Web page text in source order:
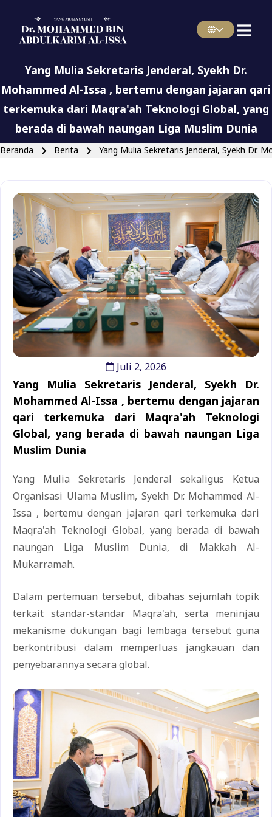
Close search
Yang Mulia Sekretaris Jenderal, Syekh Dr.
Mohammed Al-Issa , bertemu dengan jajaran qari
terkemuka dari Maqra'ah Teknologi Global, yang
berada di bawah naungan Liga Muslim Dunia
Breadcrumb
Beranda Berita Yang Mulia Sekretaris Jenderal, Syekh Dr.
Juli 2, 2026
Yang Mulia Sekretaris Jenderal, Syekh Dr.
Mohammed Al-Issa , bertemu dengan jajaran
qari terkemuka dari Maqra'ah Teknologi
Global, yang berada di bawah naungan Liga
Muslim Dunia
Yang Mulia Sekretaris Jenderal sekaligus Ketua
Organisasi Ulama Muslim, Syekh Dr. Mohammed Al-
Issa , bertemu dengan jajaran qari terkemuka dari
Maqra'ah Teknologi Global, yang berada di bawah
naungan Liga Muslim Dunia, di Makkah Al-
Mukarramah.
Dalam pertemuan tersebut, dibahas sejumlah topik
terkait standar-standar Maqra'ah, serta meninjau
mekanisme dukungan bagi lembaga tersebut guna
berkontribusi dalam memperluas jangkauan dan
penyebarannya secara global.